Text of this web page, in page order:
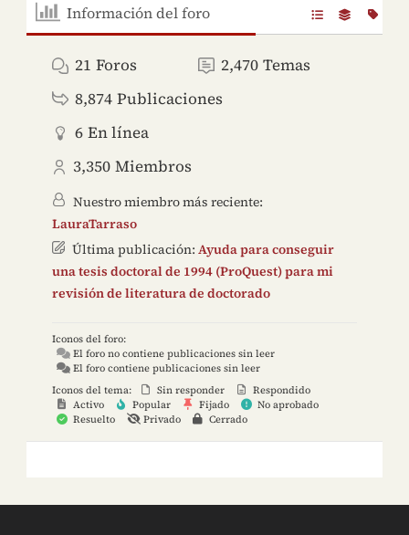
Información del foro
21 Foros 2,470 Temas
8,874 Publicaciones
6 En línea
3,350 Miembros
Nuestro miembro más reciente:
LauraTarraso
Última publicación: Ayuda para conseguir
una tesis doctoral de 1994 (ProQuest) para mi
revisión de literatura de doctorado
Iconos del foro:
El foro no contiene publicaciones sin leer
El foro contiene publicaciones sin leer
Iconos del tema:
Sin responder
Respondido
Activo
Popular Fijado
No aprobado
Resuelto
Privado Cerrado